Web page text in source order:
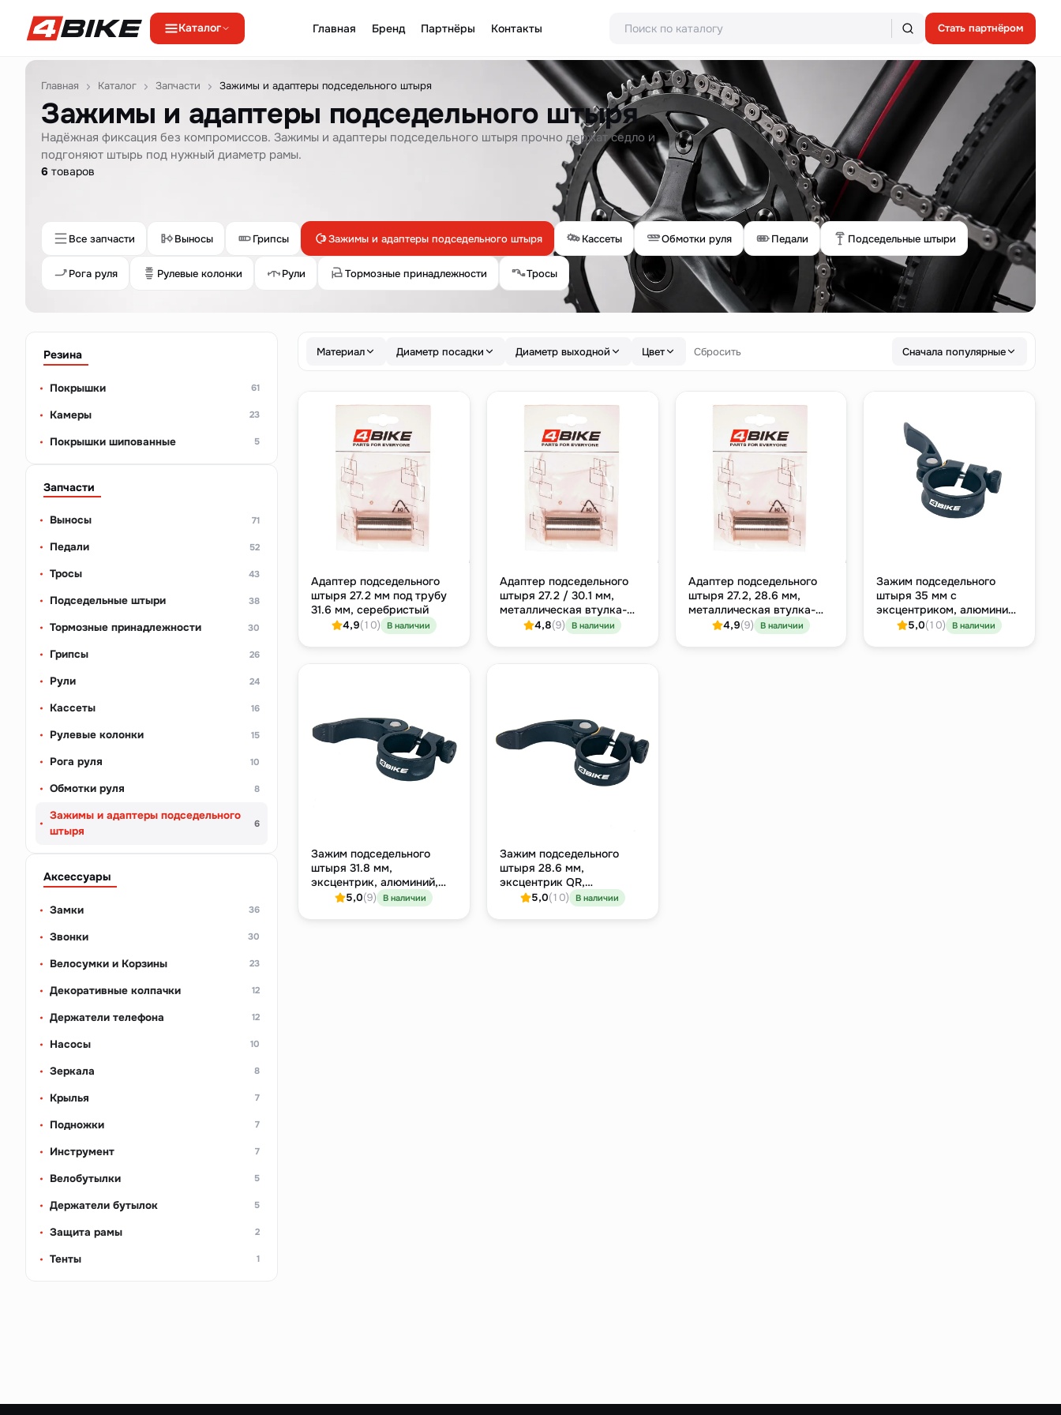
Перейти к содержимому
Каталог Главная Бренд Партнёры Контакты Стать партнёром
Главная Каталог Запчасти Зажимы и адаптеры подседельного штыря
Зажимы и адаптеры подседельного штыря
Надёжная фиксация без компромиссов. Зажимы и адаптеры подседельного штыря прочно держат седло и
подгоняют штырь под нужный диаметр рамы.
6 товаров
Все запчасти Выносы Грипсы Зажимы и адаптеры подседельного штыря Кассеты Обмотки руля Педали Подседельные штыри
Рога руля Рулевые колонки Рули Тормозные принадлежности Тросы
Резина
Покрышки 61
Камеры 23
Покрышки шипованные 5
Запчасти
Выносы 71
Педали 52
Тросы 43
Подседельные штыри 38
Тормозные принадлежности 30
Грипсы 26
Рули 24
Кассеты 16
Рулевые колонки 15
Рога руля 10
Обмотки руля 8
Зажимы и адаптеры подседельного
штыря
6
Аксессуары
Замки 36
Звонки 30
Велосумки и Корзины 23
Декоративные колпачки 12
Держатели телефона 12
Насосы 10
Зеркала 8
Крылья 7
Подножки 7
Инструмент 7
Велобутылки 5
Держатели бутылок 5
Защита рамы 2
Тенты 1
Материал Диаметр посадки Диаметр выходной Цвет Сбросить Сначала популярные
Адаптер подседельного
штыря 27.2 мм под трубу
31.6 мм, серебристый
4,9(10) В наличии
Адаптер подседельного
штыря 27.2 / 30.1 мм,
металлическая втулка-
переходник
4,8(9) В наличии
Адаптер подседельного
штыря 27.2, 28.6 мм,
металлическая втулка-
переходник, серебристый
4,9(9) В наличии
Зажим подседельного
штыря 35 мм с
эксцентриком, алюминий,
чёрный5,0(10) В наличии
Зажим подседельного
штыря 31.8 мм,
эксцентрик, алюминий,
чёрный5,0(9) В наличии
Зажим подседельного
штыря 28.6 мм,
эксцентрик QR,
алюминий, чёрный
5,0(10) В наличии